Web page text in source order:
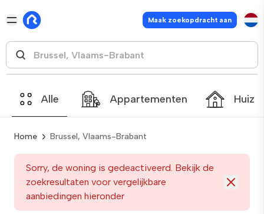
Maak zoekopdracht aan
Alle Appartementen
Home Brussel, Vlaams-Brabant
Sorry, de woning is gedeactiveerd. Bekijk de
zoekresultaten voor vergelijkbare
aanbiedingen hieronder